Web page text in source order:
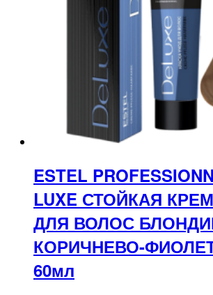
ESTEL
LUXE СТОЙКАЯ
ДЛЯ ВОЛОС
КОРИЧНЕВО-
60мл